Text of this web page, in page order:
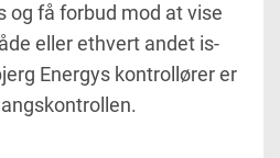
og få forbud mod at vise
eller ethvert andet is-
Energys kontrollører er